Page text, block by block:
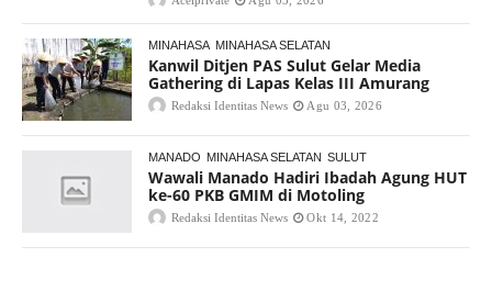
MINAHASA MINAHASA SELATAN
Kanwil Ditjen PAS Sulut Gelar Media
Gathering di Lapas Kelas III Amurang
Redaksi Identitas News Agu 03, 2026
MANADO MINAHASA SELATAN SULUT
Wawali Manado Hadiri Ibadah Agung HUT
ke-60 PKB GMIM di Motoling
Redaksi Identitas News Okt 14, 2022